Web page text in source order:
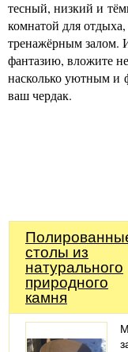
тесный, низкий и
комнатой для
тренажёрным залом.
фантазию, вложите
насколько уютным и
ваш чердак.
столы из
натурального
природного
камня